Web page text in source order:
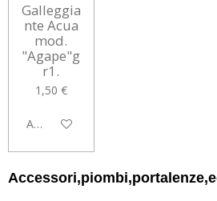
Galleggia
nte Acua
mod.
"Agape"g
r1.
1,50 €
Aggiungi al carrello